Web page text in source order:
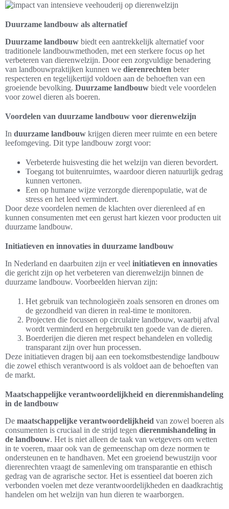
Duurzame landbouw als alternatief
Duurzame landbouw biedt een aantrekkelijk alternatief voor
traditionele landbouwmethoden, met een sterkere focus op het
verbeteren van dierenwelzijn. Door een zorgvuldige benadering
van landbouwpraktijken kunnen we dierenrechten beter
respecteren en tegelijkertijd voldoen aan de behoeften van een
groeiende bevolking. Duurzame landbouw biedt vele voordelen
voor zowel dieren als boeren.
Voordelen van duurzame landbouw voor dierenwelzijn
In duurzame landbouw krijgen dieren meer ruimte en een betere
leefomgeving. Dit type landbouw zorgt voor:
Verbeterde huisvesting die het welzijn van dieren bevordert.
Toegang tot buitenruimtes, waardoor dieren natuurlijk gedrag
kunnen vertonen.
Een op humane wijze verzorgde dierenpopulatie, wat de
stress en het leed vermindert.
Door deze voordelen nemen de klachten over dierenleed af en
kunnen consumenten met een gerust hart kiezen voor producten uit
duurzame landbouw.
Initiatieven en innovaties in duurzame landbouw
In Nederland en daarbuiten zijn er veel initiatieven en innovaties
die gericht zijn op het verbeteren van dierenwelzijn binnen de
duurzame landbouw. Voorbeelden hiervan zijn:
Het gebruik van technologieën zoals sensoren en drones om
de gezondheid van dieren in real-time te monitoren.
Projecten die focussen op circulaire landbouw, waarbij afval
wordt verminderd en hergebruikt ten goede van de dieren.
Boerderijen die dieren met respect behandelen en volledig
transparant zijn over hun processen.
Deze initiatieven dragen bij aan een toekomstbestendige landbouw
die zowel ethisch verantwoord is als voldoet aan de behoeften van
de markt.
Maatschappelijke verantwoordelijkheid en dierenmishandeling
in de landbouw
De maatschappelijke verantwoordelijkheid van zowel boeren als
consumenten is cruciaal in de strijd tegen dierenmishandeling in
de landbouw. Het is niet alleen de taak van wetgevers om wetten
in te voeren, maar ook van de gemeenschap om deze normen te
ondersteunen en te handhaven. Met een groeiend bewustzijn voor
dierenrechten vraagt de samenleving om transparantie en ethisch
gedrag van de agrarische sector. Het is essentieel dat boeren zich
verbonden voelen met deze verantwoordelijkheden en daadkrachtig
handelen om het welzijn van hun dieren te waarborgen.